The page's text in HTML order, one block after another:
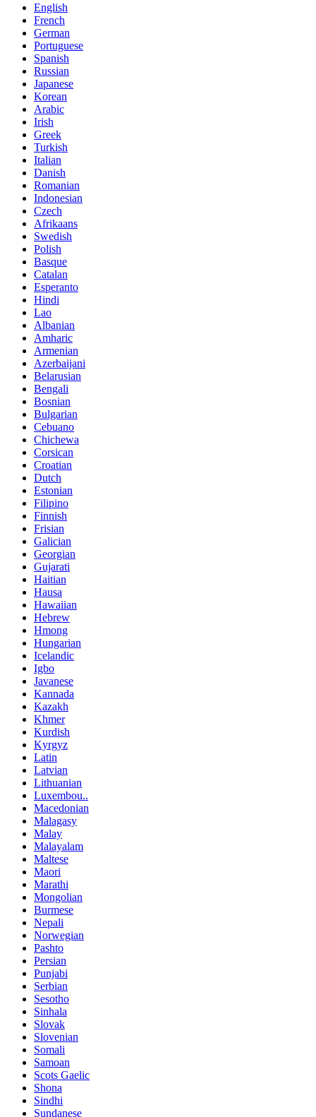
English
French
German
Portuguese
Spanish
Russian
Japanese
Korean
Arabic
Irish
Greek
Turkish
Italian
Danish
Romanian
Indonesian
Czech
Afrikaans
Swedish
Polish
Basque
Catalan
Esperanto
Hindi
Lao
Albanian
Amharic
Armenian
Azerbaijani
Belarusian
Bengali
Bosnian
Bulgarian
Cebuano
Chichewa
Corsican
Croatian
Dutch
Estonian
Filipino
Finnish
Frisian
Galician
Georgian
Gujarati
Haitian
Hausa
Hawaiian
Hebrew
Hmong
Hungarian
Icelandic
Igbo
Javanese
Kannada
Kazakh
Khmer
Kurdish
Kyrgyz
Latin
Latvian
Lithuanian
Luxembou..
Macedonian
Malagasy
Malay
Malayalam
Maltese
Maori
Marathi
Mongolian
Burmese
Nepali
Norwegian
Pashto
Persian
Punjabi
Serbian
Sesotho
Sinhala
Slovak
Slovenian
Somali
Samoan
Scots Gaelic
Shona
Sindhi
Sundanese